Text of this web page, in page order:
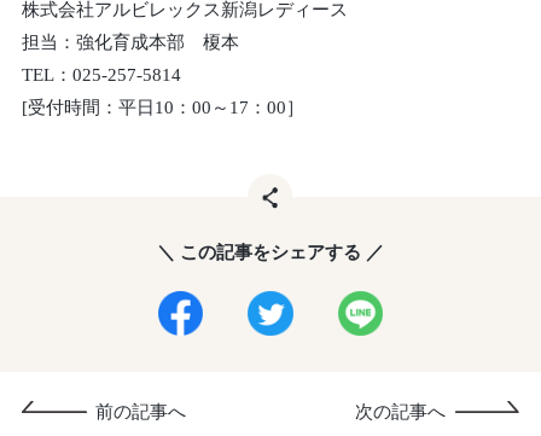
株式会社アルビレックス新潟レディース
担当：強化育成本部 榎本
TEL：025-257-5814
[受付時間：平日10：00～17：00］
＼ この記事をシェアする ／
前の記事へ 次の記事へ